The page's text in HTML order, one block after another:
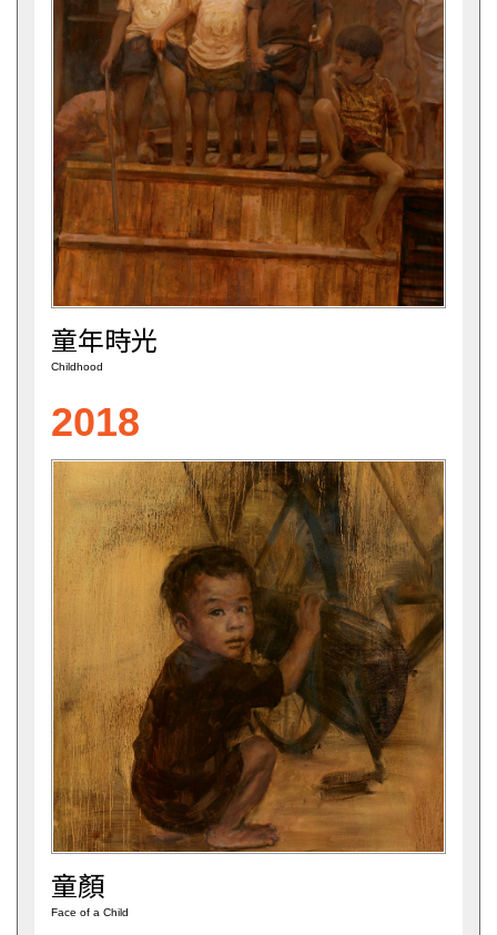
童年時光
Childhood
2018
童顏
Face of a Child